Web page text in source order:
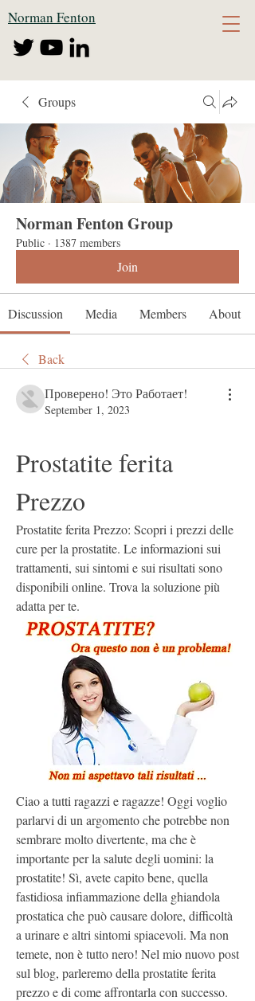
Norman Fenton
Groups
Norman Fenton Group
Public · 1387 members
Join
Discussion Media Members About
Back
Проверено! Это Работает!
September 1, 2023
Prostatite ferita
Prezzo
Prostatite ferita Prezzo: Scopri i prezzi delle
cure per la prostatite. Le informazioni sui
trattamenti, sui sintomi e sui risultati sono
disponibili online. Trova la soluzione più
adatta per te.
Ciao a tutti ragazzi e ragazze! Oggi voglio
parlarvi di un argomento che potrebbe non
sembrare molto divertente, ma che è
importante per la salute degli uomini: la
prostatite! Sì, avete capito bene, quella
fastidiosa infiammazione della ghiandola
prostatica che può causare dolore, difficoltà
a urinare e altri sintomi spiacevoli. Ma non
temete, non è tutto nero! Nel mio nuovo post
sul blog, parleremo della prostatite ferita
prezzo e di come affrontarla con successo.